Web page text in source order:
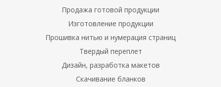
Продажа готовой продукции
Изготовление продукции
Прошивка нитью и нумерация страниц
Твердый переплет
Дизайн, разработка макетов
Скачивание бланков